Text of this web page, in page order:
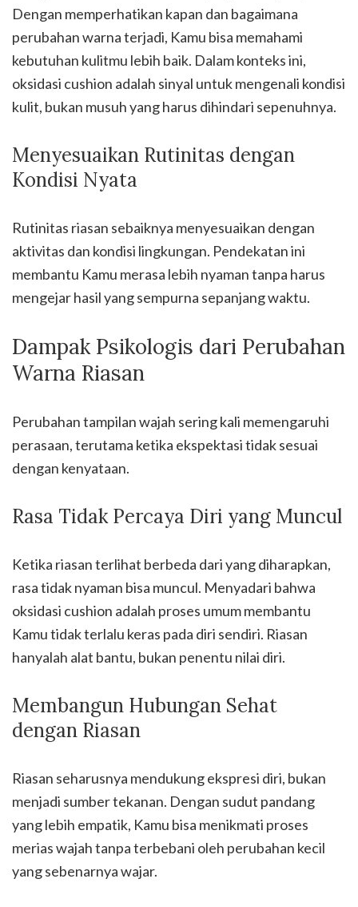
Dengan memperhatikan kapan dan bagaimana
perubahan warna terjadi, Kamu bisa memahami
kebutuhan kulitmu lebih baik. Dalam konteks ini,
oksidasi cushion adalah sinyal untuk mengenali kondisi
kulit, bukan musuh yang harus dihindari sepenuhnya.
Menyesuaikan Rutinitas dengan
Kondisi Nyata
Rutinitas riasan sebaiknya menyesuaikan dengan
aktivitas dan kondisi lingkungan. Pendekatan ini
membantu Kamu merasa lebih nyaman tanpa harus
mengejar hasil yang sempurna sepanjang waktu.
Dampak Psikologis dari Perubahan
Warna Riasan
Perubahan tampilan wajah sering kali memengaruhi
perasaan, terutama ketika ekspektasi tidak sesuai
dengan kenyataan.
Rasa Tidak Percaya Diri yang Muncul
Ketika riasan terlihat berbeda dari yang diharapkan,
rasa tidak nyaman bisa muncul. Menyadari bahwa
oksidasi cushion adalah proses umum membantu
Kamu tidak terlalu keras pada diri sendiri. Riasan
hanyalah alat bantu, bukan penentu nilai diri.
Membangun Hubungan Sehat
dengan Riasan
Riasan seharusnya mendukung ekspresi diri, bukan
menjadi sumber tekanan. Dengan sudut pandang
yang lebih empatik, Kamu bisa menikmati proses
merias wajah tanpa terbebani oleh perubahan kecil
yang sebenarnya wajar.